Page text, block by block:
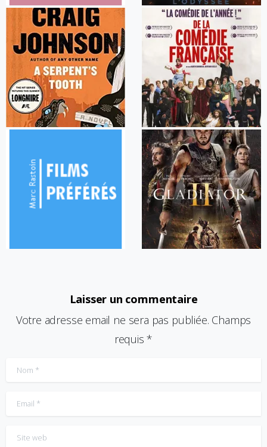
Laisser un commentaire
Votre adresse email ne sera pas publiée. Champs
requis *
Nom*
Email*
Site web